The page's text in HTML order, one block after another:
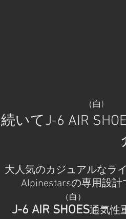
続いてJ-6 AIR
大人気のカジュアルなラ
Alpinestarsの専用設
（白）
J-6 AIR SHOES通気性